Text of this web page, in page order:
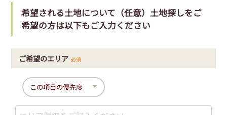
希望される土地について（任意）土地探しをご
希望の方は以下もご入力ください
ご希望のエリア 必須